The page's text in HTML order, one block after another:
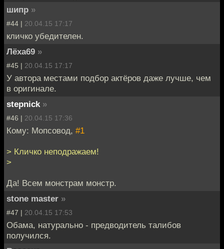
шипр »
#44 | 20.04.15 17:17
кличко убедителен.
Лёха69 »
#45 | 20.04.15 17:17
У автора местами подбор актёров даже лучше, чем
в оригинале.
stepnick »
#46 | 20.04.15 17:36
Кому: Мопсовод, #1
> Кличко неподражаем!
>
Да! Всем монстрам монстр.
stone master »
#47 | 20.04.15 17:53
Обама, натурально - предводитель талибов
получился.